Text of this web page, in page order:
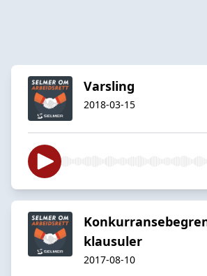
Varsling
2018-03-15
klausuler
2017-08-10